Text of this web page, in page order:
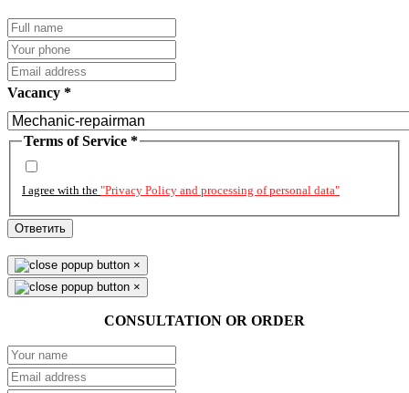
Vacancy *
Terms of Service *
I agree with the "Privacy Policy and processing of personal data"
Ответить
×
×
CONSULTATION OR ORDER